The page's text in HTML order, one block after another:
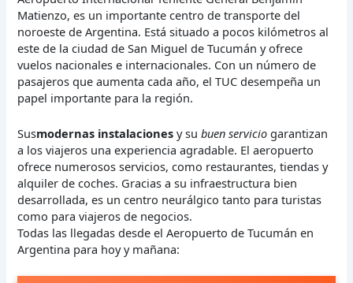
Matienzo, es un importante centro de transporte del
noroeste de Argentina. Está situado a pocos kilómetros al
este de la ciudad de San Miguel de Tucumán y ofrece
vuelos nacionales e internacionales. Con un número de
pasajeros que aumenta cada año, el TUC desempeña un
papel importante para la región.
Susmodernas instalaciones y subuen servicio garantizan
a los viajeros una experiencia agradable. El aeropuerto
ofrece numerosos servicios, como restaurantes, tiendas y
alquiler de coches. Gracias a su infraestructura bien
desarrollada, es un centro neurálgico tanto para turistas
como para viajeros de negocios.
Todas las llegadas desde el Aeropuerto de Tucumán en
Argentina para hoy y mañana: